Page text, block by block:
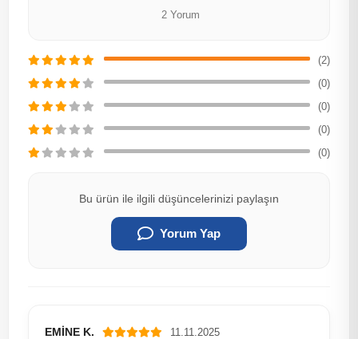
2 Yorum
(2)
(0)
(0)
(0)
(0)
Bu ürün ile ilgili düşüncelerinizi paylaşın
Yorum Yap
EMİNE K. 11.11.2025